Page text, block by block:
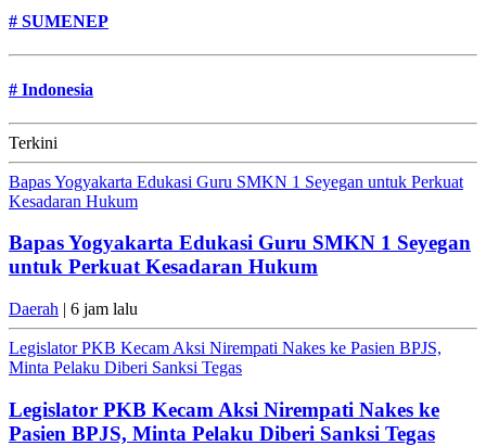
# SUMENEP
# Indonesia
Terkini
Bapas Yogyakarta Edukasi Guru SMKN 1 Seyegan untuk Perkuat
Kesadaran Hukum
Bapas Yogyakarta Edukasi Guru SMKN 1 Seyegan
untuk Perkuat Kesadaran Hukum
Daerah | 6 jam lalu
Legislator PKB Kecam Aksi Nirempati Nakes ke Pasien BPJS,
Minta Pelaku Diberi Sanksi Tegas
Legislator PKB Kecam Aksi Nirempati Nakes ke
Pasien BPJS, Minta Pelaku Diberi Sanksi Tegas